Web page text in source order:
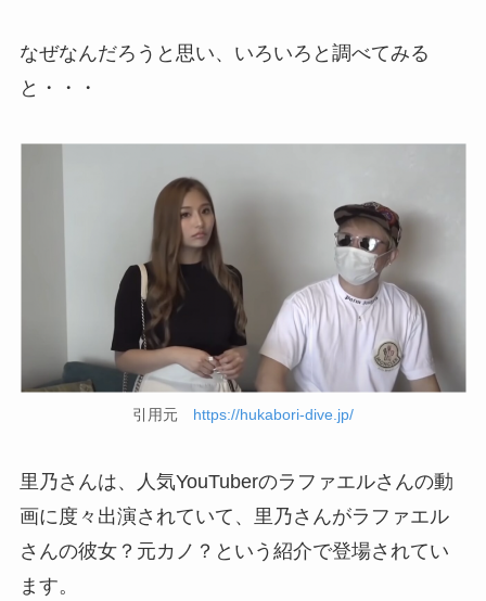
なぜなんだろうと思い、いろいろと調べてみる
と・・・
引用元 https://hukabori-dive.jp/
里乃さんは、人気YouTuberのラファエルさんの動
画に度々出演されていて、里乃さんがラファエル
さんの彼女？元カノ？という紹介で登場されてい
ます。